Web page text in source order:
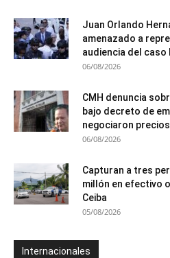
Juan Orlando
amenazado a
audiencia del caso
06/08/2026
CMH denuncia
bajo decreto de
negociaron
06/08/2026
Capturan a tres
millón en efectivo
Ceiba
05/08/2026
Internacionales